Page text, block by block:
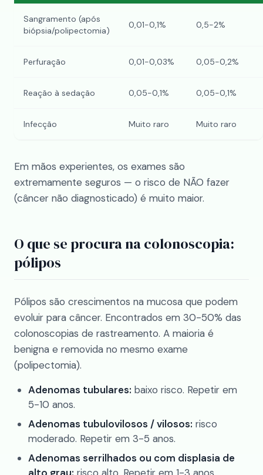
Sangramento (após
biópsia/polipectomia)
0,01-0,1% 0,5-2%
Perfuração 0,01-0,03% 0,05-0,2%
Reação à sedação 0,05-0,1% 0,05-0,1%
Infecção Muito raro Muito raro
Em mãos experientes, os exames são
extremamente seguros — o risco de NÃO fazer
(câncer não diagnosticado) é muito maior.
O que se procura na colonoscopia:
pólipos
Pólipos são crescimentos na mucosa que podem
evoluir para câncer. Encontrados em 30-50% das
colonoscopias de rastreamento. A maioria é
benigna e removida no mesmo exame
(polipectomia).
Adenomas tubulares: baixo risco. Repetir em
5-10 anos.
Adenomas tubulovilosos / vilosos: risco
moderado. Repetir em 3-5 anos.
Adenomas serrilhados ou com displasia de